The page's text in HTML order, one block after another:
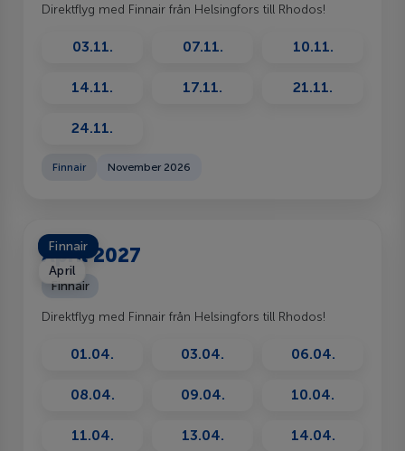
Direktflyg med Finnair från Helsingfors till Rhodos!
03.11. 07.11. 10.11.
14.11. 17.11. 21.11.
24.11.
Finnair November 2026
Finnair
April
April 2027
Finnair
Direktflyg med Finnair från Helsingfors till Rhodos!
01.04. 03.04. 06.04.
08.04. 09.04. 10.04.
11.04. 13.04. 14.04.